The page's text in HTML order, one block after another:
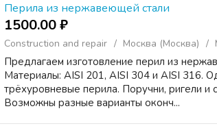
Перила из нержавеющей стали
1500.00 ₽
Construction and repair Москва (Москва)
Предлагаем изготовление перил из
Материалы: AISI 201, AISI 304 и AISI 316.
трёхуровневые перила. Поручни, ригели
Возможны разные варианты оконч...